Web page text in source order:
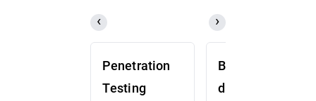
Penetration
Testing
Bewertung
der Cloud-